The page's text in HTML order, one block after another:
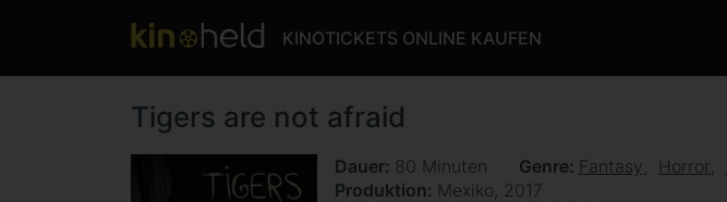
KINOTICKETS ONLINE KAUFEN
Tigers are not afraid
Dauer 80 Minuten Genre Fantasy Horror
Produktion Mexiko, 2017